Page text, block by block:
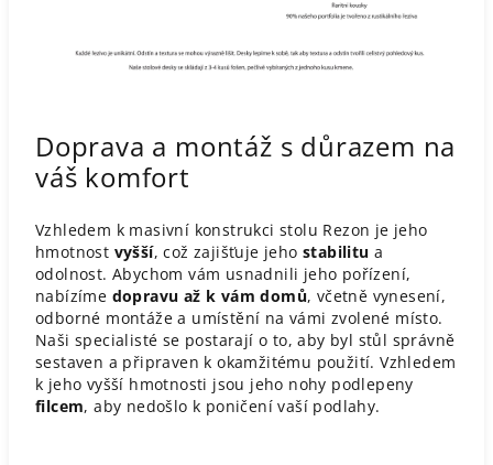
Doprava a montáž s důrazem na
váš komfort
Vzhledem k masivní konstrukci stolu Rezon je jeho
hmotnost vyšší, což zajišťuje jehostabilitu a
odolnost. Abychom vám usnadnili jeho pořízení,
nabízíme dopravu až k vám domů, včetně vynesení,
odborné montáže a umístění na vámi zvolené místo.
Naši specialisté se postarají o to, aby byl stůl správně
sestaven a připraven k okamžitému použití.​ Vzhledem
k jeho vyšší hmotnosti jsou jeho nohy podlepeny
filcem, aby nedošlo k poničení vaší podlahy.